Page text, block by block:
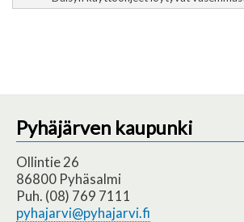
Pyhäjärven kaupunki
Ollintie 26
86800 Pyhäsalmi
Puh. (08) 769 7111
pyhajarvi@pyhajarvi.fi